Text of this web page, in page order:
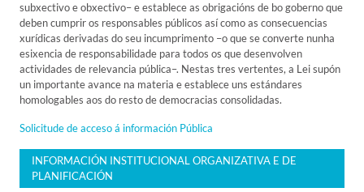
subxectivo e obxectivo– e establece as obrigacións de bo goberno que
deben cumprir os responsables públicos así como as consecuencias
xurídicas derivadas do seu incumprimento –o que se converte nunha
esixencia de responsabilidade para todos os que desenvolven
actividades de relevancia pública–. Nestas tres vertentes, a Lei supón
un importante avance na materia e establece uns estándares
homologables aos do resto de democracias consolidadas.
Solicitude de acceso á información Pública
INFORMACIÓN INSTITUCIONAL ORGANIZATIVA E DE
PLANIFICACIÓN